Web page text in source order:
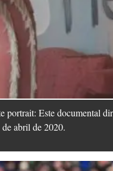
portrait: Este documental
abril de 2020.